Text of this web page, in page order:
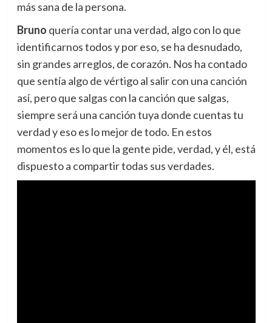
más sana de la persona.
Bruno quería contar una verdad, algo con lo que
identificarnos todos y por eso, se ha desnudado,
sin grandes arreglos, de corazón. Nos ha contado
que sentía algo de vértigo al salir con una canción
así, pero que salgas con la canción que salgas,
siempre será una canción tuya donde cuentas tu
verdad y eso es lo mejor de todo. En estos
momentos es lo que la gente pide, verdad, y él, está
dispuesto a compartir todas sus verdades.